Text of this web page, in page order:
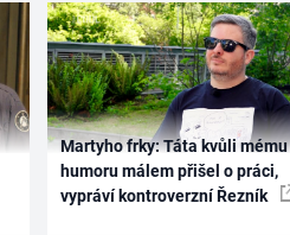
Martyho frky: Táta kvůli mému
humoru málem přišel o práci,
vypráví kontroverzní Řezník